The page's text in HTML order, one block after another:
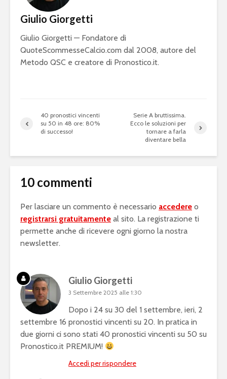
Giulio Giorgetti
Giulio Giorgetti — Fondatore di
QuoteScommesseCalcio.com dal 2008, autore del
Metodo QSC e creatore di Pronostico.it.
40 pronostici vincenti
su 50 in 48 ore: 80%
di successo!
Serie A bruttissima.
Ecco le soluzioni per
tornare a farla
diventare bella
10 commenti
Per lasciare un commento è necessario accedere o
registrarsi gratuitamente al sito. La registrazione ti
permette anche di ricevere ogni giorno la nostra
newsletter.
Giulio Giorgetti
3 Settembre 2025 alle 1:30
Dopo i 24 su 30 del 1 settembre, ieri, 2
settembre 16 pronostici vincenti su 20. In pratica in
due giorni ci sono stati 40 pronostici vincenti su 50 su
Pronostico.it PREMIUM!
Accedi per rispondere